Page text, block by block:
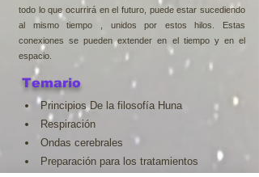
todo lo que ocurrirá en el futuro, puede estar sucediendo
al mismo tiempo , unidos por estos hilos. Estas
conexiones se pueden extender en el tiempo y en el
espacio.
Temario
Principios De la filosofía Huna
Respiración
Ondas cerebrales
Preparación para los tratamientos